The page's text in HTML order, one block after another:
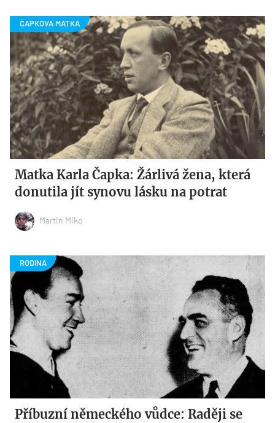
Matka Karla Čapka: Žárlivá žena, která
donutila jít synovu lásku na potrat
Martin Miko
Příbuzní německého vůdce: Raději se